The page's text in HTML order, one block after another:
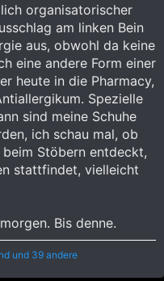
organisatorischer
am linken Bein
aus, obwohl da keine
eine andere Form einer
heute in die Pharmacy,
Spezielle
sind meine Schuhe
ich schau mal, ob
Stöbern entdeckt,
stattfindet, vielleicht
Bis denne.
und 39 andere